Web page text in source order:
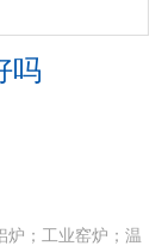
吗
炉；工业窑炉；温